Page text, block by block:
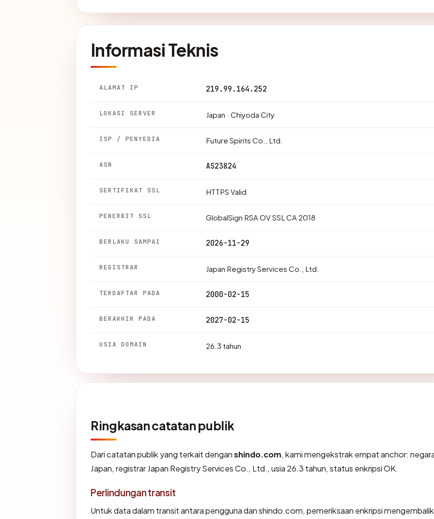
Informasi Teknis
ALAMAT IP 219.99.164.252
LOKASI SERVER Japan · Chiyoda City
ISP / PENYEDIA Future Spirits Co., Ltd.
ASN AS23824
SERTIFIKAT SSL HTTPS Valid
PENERBIT SSL GlobalSign RSA OV SSL CA 2018
BERLAKU SAMPAI 2026-11-29
REGISTRAR Japan Registry Services Co., Ltd.
TERDAFTAR PADA 2000-02-15
BERAKHIR PADA 2027-02-15
USIA DOMAIN 26.3 tahun
Ringkasan catatan publik
Dari catatan publik yang terkait denganshindo.com, kami mengekstrak empat anchor:
Japan, registrar Japan Registry Services Co., Ltd., usia 26.3 tahun, status enkripsi OK.
Perlindungan transit
Untuk data dalam transit antara pengguna dan shindo.com, pemeriksaan enkripsi